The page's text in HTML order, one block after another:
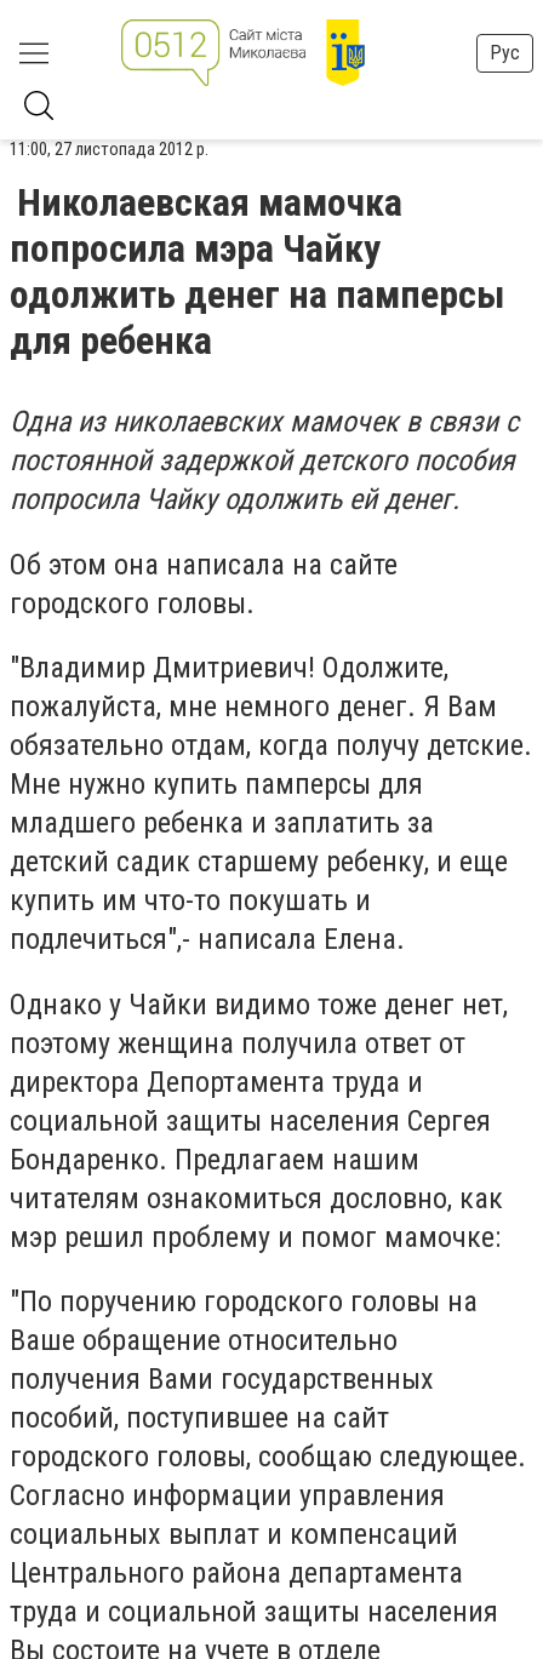
Рус
11:00, 27 листопада 2012 р.
Николаевская мамочка
попросила мэра Чайку
одолжить денег на памперсы
для ребенка
Одна из николаевских мамочек в связи с
постоянной задержкой детского пособия
попросила Чайку одолжить ей денег.
Об этом она написала на сайте
городского головы.
"Владимир Дмитриевич! Одолжите,
пожалуйста, мне немного денег. Я Вам
обязательно отдам, когда получу детские.
Мне нужно купить памперсы для
младшего ребенка и заплатить за
детский садик старшему ребенку, и еще
купить им что-то покушать и
подлечиться",- написала Елена.
Однако у Чайки видимо тоже денег нет,
поэтому женщина получила ответ от
директора Депортамента труда и
социальной защиты населения Сергея
Бондаренко. Предлагаем нашим
читателям ознакомиться дословно, как
мэр решил проблему и помог мамочке:
"По поручению городского головы на
Ваше обращение относительно
получения Вами государственных
пособий, поступившее на сайт
городского головы, сообщаю следующее.
Согласно информации управления
социальных выплат и компенсаций
Центрального района департамента
труда и социальной защиты населения
Вы состоите на учете в отделе